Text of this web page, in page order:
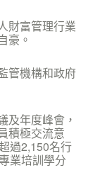
財富管理行業
豪。
管機構和政府
及年度峰會，
積極交流意
過2,150名行
業培訓學分